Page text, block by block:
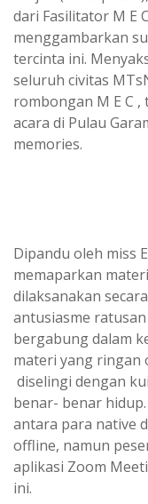
dari Fasilitator M E
menggambarkan
tercinta ini.
seluruh civitas
rombongan M E C
acara di Pulau
memories.
Dipandu oleh miss
memaparkan
dilaksanakan
antusiasme
bergabung dalam
materi yang ringan
diselingi dengan
benar- benar
antara para native
offline, namun
aplikasi Zoom
ini.